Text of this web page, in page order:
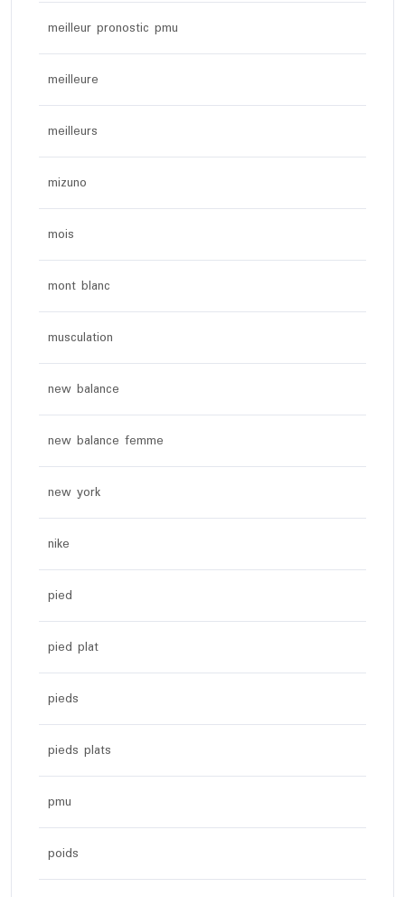
meilleur pronostic pmu
meilleure
meilleurs
mizuno
mois
mont blanc
musculation
new balance
new balance femme
new york
nike
pied
pied plat
pieds
pieds plats
pmu
poids